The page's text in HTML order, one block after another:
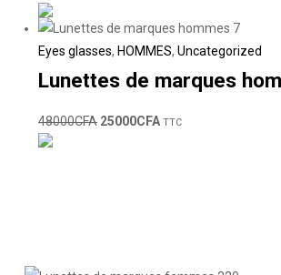
Eyes glasses, HOMMES, Uncategorized
Lunettes de marques
48000CFA 25000CFA TTC